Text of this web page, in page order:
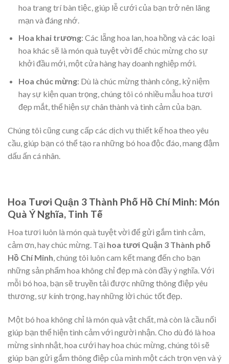
hoa trang trí bàn tiệc, giúp lễ cưới của bạn trở nên lãng
mạn và đáng nhớ.
Hoa khai trương: Các lẵng hoa lan, hoa hồng và các loại
hoa khác sẽ là món quà tuyệt vời để chúc mừng cho sự
khởi đầu mới, một cửa hàng hay doanh nghiệp mới.
Hoa chúc mừng: Dù là chúc mừng thành công, kỷ niệm
hay sự kiện quan trọng, chúng tôi có nhiều mẫu hoa tươi
đẹp mắt, thể hiện sự chân thành và tình cảm của bạn.
Chúng tôi cũng cung cấp các dịch vụ thiết kế hoa theo yêu
cầu, giúp bạn có thể tạo ra những bó hoa độc đáo, mang đậm
dấu ấn cá nhân.
Hoa Tươi Quận 3 Thành Phố Hồ Chí Minh: Món
Quà Ý Nghĩa, Tinh Tế
Hoa tươi luôn là món quà tuyệt vời để gửi gắm tình cảm,
cảm ơn, hay chúc mừng. Tại hoa tươi Quận 3 Thành phố
Hồ Chí Minh, chúng tôi luôn cam kết mang đến cho bạn
những sản phẩm hoa không chỉ đẹp mà còn đầy ý nghĩa. Với
mỗi bó hoa, bạn sẽ truyền tải được những thông điệp yêu
thương, sự kính trọng, hay những lời chúc tốt đẹp.
Một bó hoa không chỉ là món quà vật chất, mà còn là cầu nối
giúp bạn thể hiện tình cảm với người nhận. Cho dù đó là hoa
mừng sinh nhật, hoa cưới hay hoa chúc mừng, chúng tôi sẽ
giúp bạn gửi gắm thông điệp của mình một cách trọn vẹn và ý